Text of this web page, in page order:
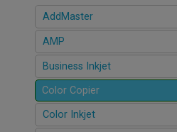
AddMaster
AMP
Business Inkjet
Color Copier
Color Inkjet